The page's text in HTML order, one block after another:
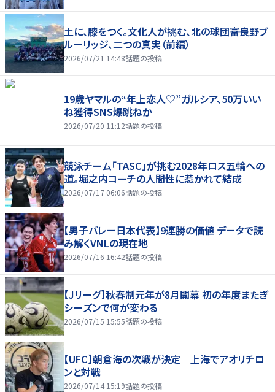
土に、膝をつく。文化人が挑む、北の球団――富良野ブ
ルーリッジ、二つの真実（前編）
2026/07/21 14:48話題の投稿
19歳ヤマルの“年上恋人♡”ガルシア、50万いい
ね獲得SNS爆跳ねか
2026/07/20 11:12話題の投稿
競泳チーム「TASC」が挑む2028年ロス五輪への
道。堀之内コーチの人間性に惹かれて結成
2026/07/17 06:06話題の投稿
【男子バレー日本代表】9連勝の価値 データで読
み解くVNLの現在地
2026/07/16 16:42話題の投稿
【Jリーグ】秋春制元年が8月開幕 初の年度またぎ
シーズンで何が変わる
2026/07/15 15:55話題の投稿
【UFC】朝倉海の次戦が決定 上海でアオリチロ
ンと対戦
2026/07/14 15:19話題の投稿